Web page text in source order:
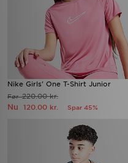
Nike Girls' One T-Shirt Junior
Før220.00 kr.
Nu 120.00 kr. Spar 45%